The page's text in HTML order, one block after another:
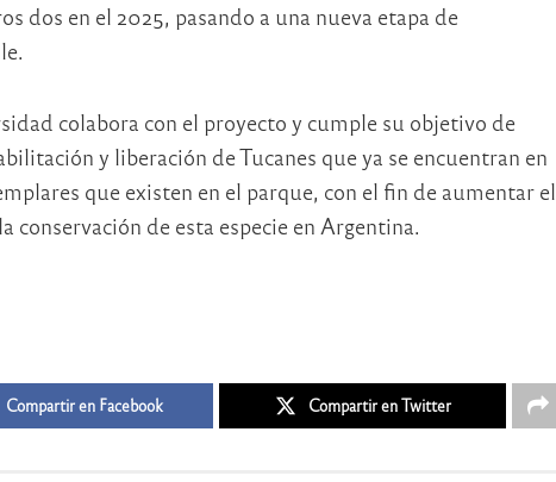
dos en el 2025, pasando a una nueva etapa de
colabora con el proyecto y cumple su objetivo de
y liberación de Tucanes que ya se encuentran en
que existen en el parque, con el fin de aumentar el
de esta especie en Argentina.
Compartir en Facebook Compartir en Twitter